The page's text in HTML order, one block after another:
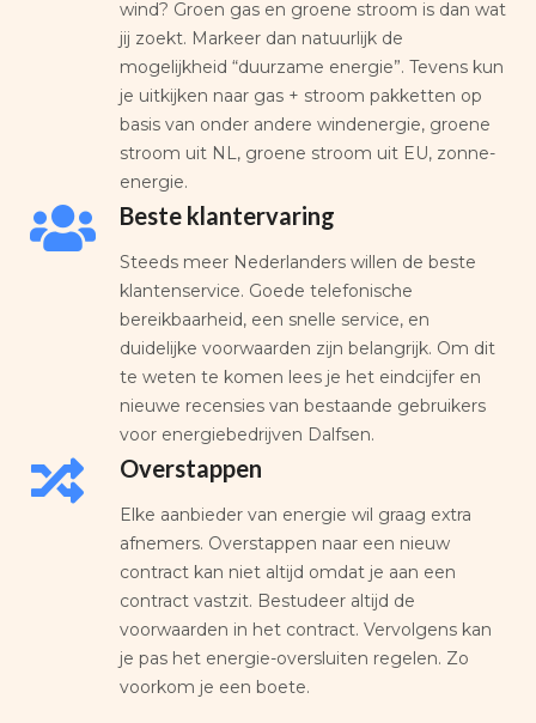
wind? Groen gas en groene stroom is dan wat
jij zoekt. Markeer dan natuurlijk de
mogelijkheid “duurzame energie”. Tevens kun
je uitkijken naar gas + stroom pakketten op
basis van onder andere windenergie, groene
stroom uit NL, groene stroom uit EU, zonne-
energie.
Beste klantervaring
Steeds meer Nederlanders willen de beste
klantenservice. Goede telefonische
bereikbaarheid, een snelle service, en
duidelijke voorwaarden zijn belangrijk. Om dit
te weten te komen lees je het eindcijfer en
nieuwe recensies van bestaande gebruikers
voor energiebedrijven Dalfsen.
Overstappen
Elke aanbieder van energie wil graag extra
afnemers. Overstappen naar een nieuw
contract kan niet altijd omdat je aan een
contract vastzit. Bestudeer altijd de
voorwaarden in het contract. Vervolgens kan
je pas het energie-oversluiten regelen. Zo
voorkom je een boete.